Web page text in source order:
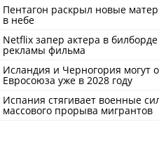
Пентагон раскрыл новые
в небе
Netflix запер актера в
рекламы фильма
Исландия и Черногория могут
Евросоюза уже в 2028 году
Испания стягивает военные
массового прорыва мигрантов